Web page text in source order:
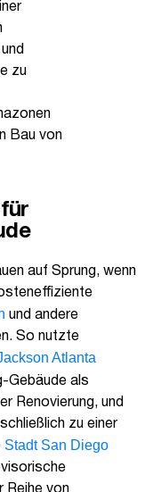
zu
Bau von
auf Sprung, wenn
und andere
So nutzte
Atlanta
Gebäude als
Renovierung, und
zu einer
Stadt San Diego
Reihe von